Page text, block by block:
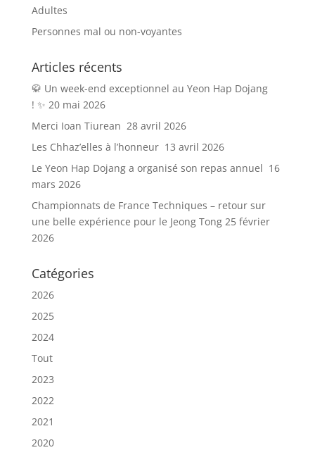
Adultes
Personnes mal ou non-voyantes
Articles récents
🥋 Un week-end exceptionnel au Yeon Hap Dojang
! ✨ 20 mai 2026
Merci Ioan Tiurean 28 avril 2026
Les Chhaz’elles à l’honneur 13 avril 2026
Le Yeon Hap Dojang a organisé son repas annuel 16
mars 2026
Championnats de France Techniques – retour sur
une belle expérience pour le Jeong Tong 25 février
2026
Catégories
2026
2025
2024
Tout
2023
2022
2021
2020